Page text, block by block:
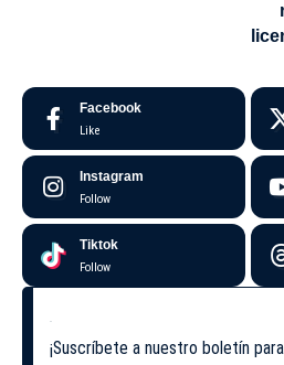
Facebook
Like
Instagram
Follow
Tiktok
Follow
¡Suscríbete a nuestro boletín